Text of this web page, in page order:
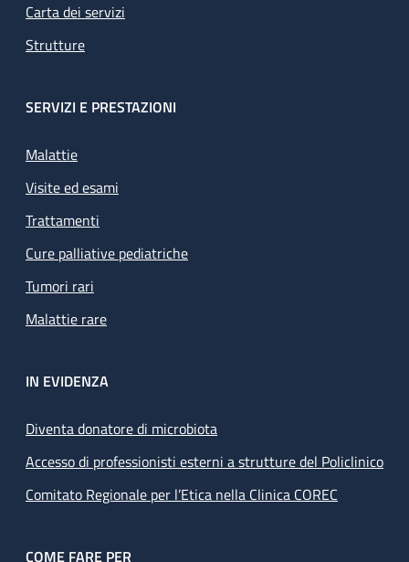
Carta dei servizi
Strutture
SERVIZI E PRESTAZIONI
Malattie
Visite ed esami
Trattamenti
Cure palliative pediatriche
Tumori rari
Malattie rare
IN EVIDENZA
Diventa donatore di microbiota
Accesso di professionisti esterni a strutture del Policlinico
Comitato Regionale per l’Etica nella Clinica COREC
COME FARE PER